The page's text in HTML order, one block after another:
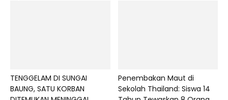
TENGGELAM DI SUNGAI
BAUNG, SATU KORBAN
Penembakan Maut di
Sekolah Thailand: Siswa 14